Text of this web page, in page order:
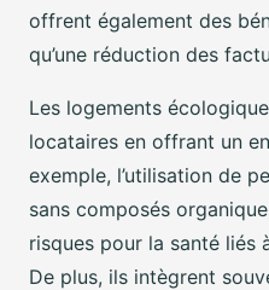
offrent également des
qu’une réduction des
Les logements
locataires en offrant un
exemple, l’utilisation de
sans composés
risques pour la santé liés
De plus, ils intègrent